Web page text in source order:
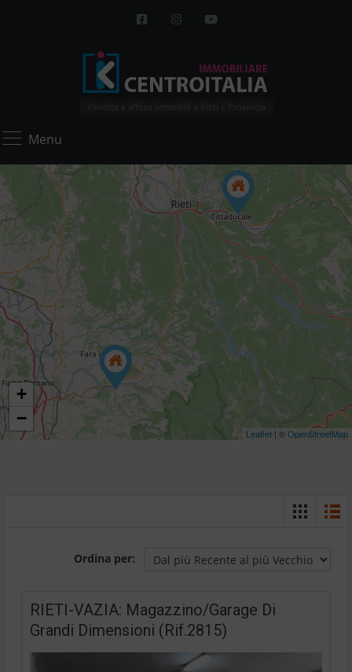
Vendita e affitto immobili a Rieti e Provincia
Menu
+
−
Leaflet | ©OpenStreetMap
Ordina per:
RIETI-VAZIA: Magazzino/Garage Di
Grandi Dimensioni (Rif.2815)